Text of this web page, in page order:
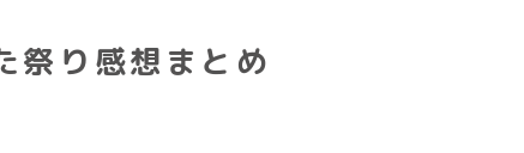
祭り感想まとめ